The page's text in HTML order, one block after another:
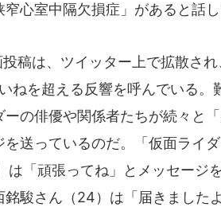
心室中隔欠損症」があると話し
稿は、ツイッター上で拡散さ
ねを超える反響を呼んでいる。
ーの俳優や関係者たちが続々と
を送っているのだ。「仮面ライ
は「頑張ってね」とメッセージ
銘駿さん（24）は「届きました